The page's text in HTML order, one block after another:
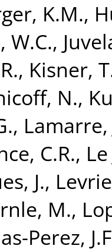
K.M.,
W.C.,
, Kisner,
N.,
, Lamarre,
C.R.,
J.,
M.,
Perez,